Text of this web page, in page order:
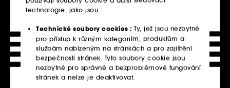
1 780.00Kč /100g
Vložit do košíku
15 428.57Kč /
Vložit do košíku
technologie, jako jsou :
Technické soubory cookies : Ty, jež jsou nezbytné
pro přístup k různým kategoriím, produktům a
službám nabízeným na stránkách a pro zajištění
bezpečnosti stránek. Tyto soubory cookie jsou
nezbytné pro správné a bezproblémové fungování
stránek a nelze je deaktivovat.